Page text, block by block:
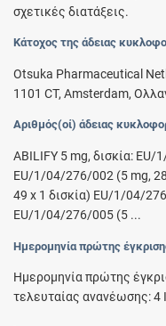
σχετικές διατάξεις.
Κάτοχος της άδειας
Otsuka Pharmaceutical
1101 CT, Amsterdam,
Αριθμός(οί) άδειας
ABILIFY 5 mg, δισκία:
EU/1/04/276/002 (5 mg,
49 x 1 δισκία) EU/1/04/
EU/1/04/276/005 (5 ...
Ημερομηνία πρώτης
Ημερομηνία πρώτης
τελευταίας ανανέωσης: 4